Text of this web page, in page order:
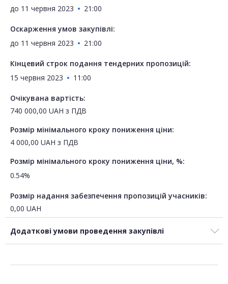
до 11 червня 2023 21:00
Оскарження умов закупівлі:
до 11 червня 2023 21:00
Кінцевий строк подання тендерних пропозицій:
15 червня 2023
11:00
Очікувана вартість:
740 000,00 UAH з ПДВ
Розмір мінімального кроку пониження ціни:
4 000,00 UAH з ПДВ
Розмір мінімального кроку пониження ціни, %:
0.54%
Розмір надання забезпечення пропозицій учасників:
0,00 UAH
Додаткові умови проведення закупівлі